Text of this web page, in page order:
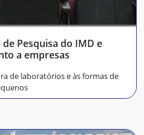
Pesquisa do IMD e
a empresas
de laboratórios e às formas de